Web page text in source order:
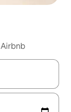
explore-os